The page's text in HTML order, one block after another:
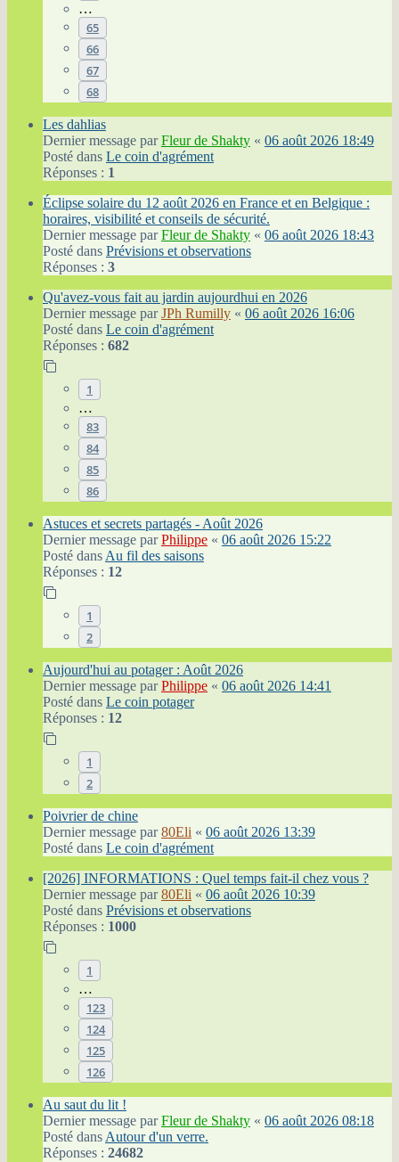
…
65
66
67
68
Les dahlias
Dernier message parFleur de Shakty « 06 août 2026 18:49
Posté dans Le coin d'agrément
Réponses : 1
Éclipse solaire du 12 août 2026 en France et en Belgique :
horaires, visibilité et conseils de sécurité.
Dernier message parFleur de Shakty « 06 août 2026 18:43
Posté dans Prévisions et observations
Réponses : 3
Qu'avez-vous fait au jardin aujourdhui en 2026
Dernier message parJPh Rumilly « 06 août 2026 16:06
Posté dans Le coin d'agrément
Réponses : 682
1
…
83
84
85
86
Astuces et secrets partagés - Août 2026
Dernier message parPhilippe « 06 août 2026 15:22
Posté dans Au fil des saisons
Réponses : 12
1
2
Aujourd'hui au potager : Août 2026
Dernier message parPhilippe « 06 août 2026 14:41
Posté dans Le coin potager
Réponses : 12
1
2
Poivrier de chine
Dernier message par80Eli « 06 août 2026 13:39
Posté dans Le coin d'agrément
[2026] INFORMATIONS : Quel temps fait-il chez vous ?
Dernier message par80Eli « 06 août 2026 10:39
Posté dans Prévisions et observations
Réponses : 1000
1
…
123
124
125
126
Au saut du lit !
Dernier message parFleur de Shakty « 06 août 2026 08:18
Posté dans Autour d'un verre.
Réponses : 24682